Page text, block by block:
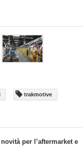
trakmotive
per l’aftermarket e